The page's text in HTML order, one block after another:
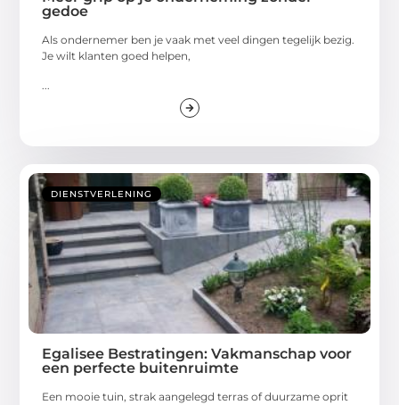
gedoe
Als ondernemer ben je vaak met veel dingen tegelijk bezig.
Je wilt klanten goed helpen,
DIENSTVERLENING
Egalisee Bestratingen: Vakmanschap voor
een perfecte buitenruimte
Een mooie tuin, strak aangelegd terras of duurzame oprit